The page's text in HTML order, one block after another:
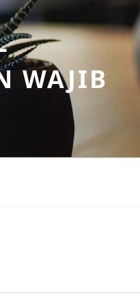
WAJIB